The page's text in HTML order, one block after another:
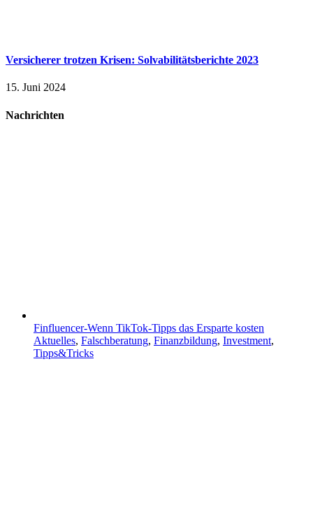
Versicherer trotzen Krisen: Solvabilitätsberichte 2023
15. Juni 2024
Nachrichten
Finfluencer-Wenn TikTok-Tipps das Ersparte kosten
Aktuelles, Falschberatung, Finanzbildung, Investment,
Tipps&Tricks